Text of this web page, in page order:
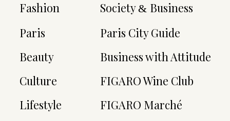
Fashion
Paris
Beauty
Culture
Lifestyle
Society& Business
Paris City Guide
Business with Attitude
FIGARO Wine Club
FIGARO Marché